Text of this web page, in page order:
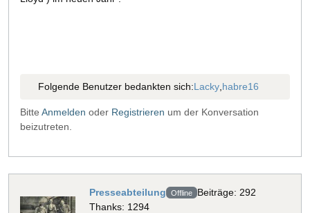
Folgende Benutzer bedankten sich:Lacky, habre16
Bitte Anmelden oder Registrieren um der Konversation
beizutreten.
Presseabteilung Offline Beiträge: 292
Thanks: 1294